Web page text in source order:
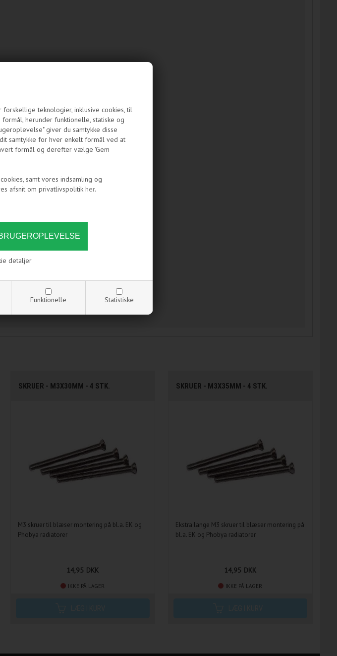
teknologier, inklusive cookies, til
herunder funktionelle, statiske og
giver du samtykke disse
samtykke for hver enkelt formål ved at
formål og derefter vælge 'Gem
samt vores indsamling og
afsnit om privatlivspolitik her.
Funktionelle Statistiske
detaljer
SKRUER - M3X30MM - 4 STK.
M3 skruer til blæser montering på bl.a. EK og
Phobya radiatorer
14,95 DKK
IKKE PÅ LAGER
SKRUER - M3X35MM - 4 STK.
Ekstra lange M3 skruer til blæser montering på
bl.a. EK og Phobya radiatorer
14,95 DKK
IKKE PÅ LAGER